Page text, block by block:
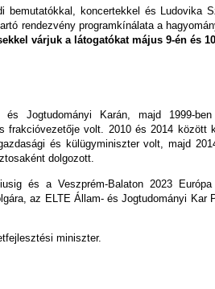
koncertekkel és Ludovika
rendezvény programkínálata a
várjuk a látogatókat május 9-én és
Jogtudományi Karán, majd 1999-
frakcióvezetője volt. 2010 és 2014 között
és külügyminiszter volt, majd
dolgozott.
és a Veszprém-Balaton 2023
az ELTE Állam- és Jogtudományi Kar
miniszter.